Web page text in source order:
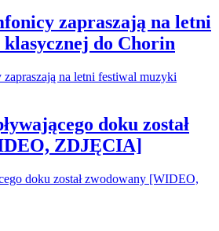
zapraszają na letni
do Chorin
doku został
ZDJĘCIA]